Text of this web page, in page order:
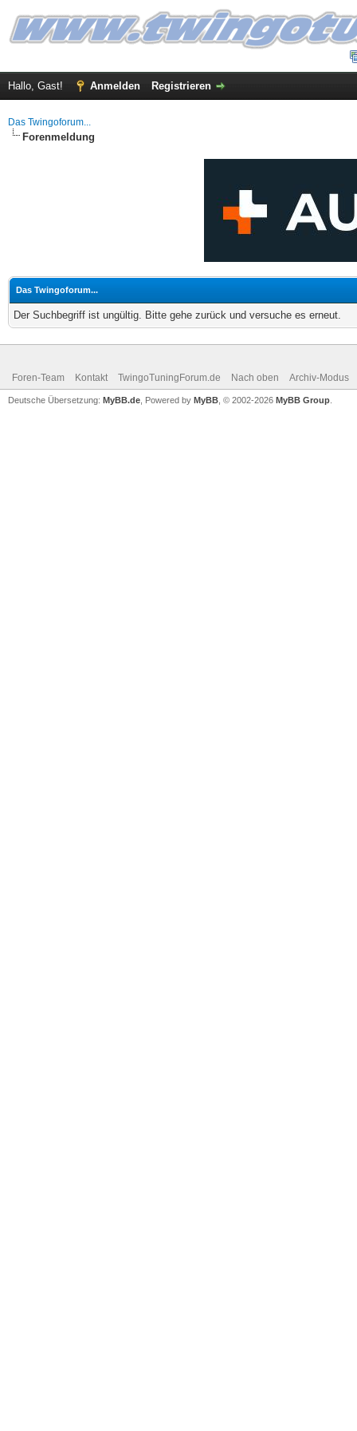
Hallo, Gast! Anmelden Registrieren
Das Twingoforum...
Forenmeldung
Das Twingoforum...
Der Suchbegriff ist ungültig. Bitte gehe zurück und versuche es erneut.
Foren-Team Kontakt TwingoTuningForum.de Nach oben Archiv-Modus
Deutsche Übersetzung: MyBB.de , Powered by MyBB , © 2002-2026 MyBB Group